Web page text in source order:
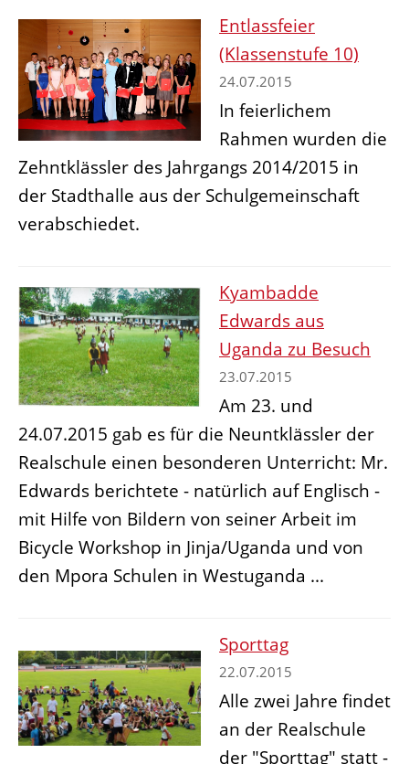
Entlassfeier
(Klassenstufe 10)
24.07.2015
In feierlichem
Rahmen wurden die
Zehntklässler des Jahrgangs 2014/2015 in
der Stadthalle aus der Schulgemeinschaft
verabschiedet.
Kyambadde
Edwards aus
Uganda zu Besuch
23.07.2015
Am 23. und
24.07.2015 gab es für die Neuntklässler der
Realschule einen besonderen Unterricht: Mr.
Edwards berichtete - natürlich auf Englisch -
mit Hilfe von Bildern von seiner Arbeit im
Bicycle Workshop in Jinja/Uganda und von
den Mpora Schulen in Westuganda ...
Sporttag
22.07.2015
Alle zwei Jahre findet
an der Realschule
der "Sporttag" statt -